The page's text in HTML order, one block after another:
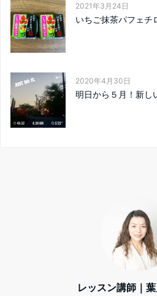
2021年3月24日
いちご抹茶パフェチ
2020年4月30日
明日から５月！新し
レッスン講師｜